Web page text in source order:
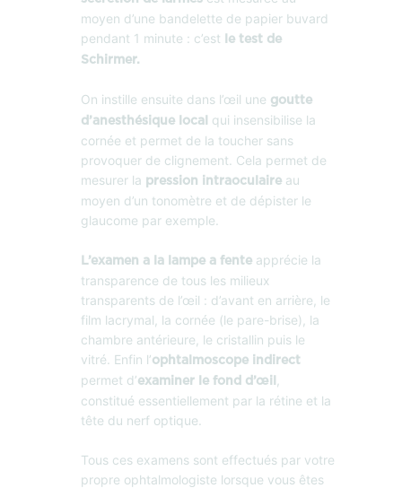
moyen d’une bandelette de papier buvard
pendant 1 minute : c’est
le test de
Schirmer.
On instille ensuite dans l’œil une goutte
d’anesthésique local qui insensibilise la
cornée et permet de la toucher sans
provoquer de clignement. Cela permet de
mesurer la pression intraoculaireau
moyen d’un tonomètre et de dépister le
glaucome par exemple.
L’examen a la lampe a fenteapprécie la
transparence de tous les milieux
transparents de l’œil : d’avant en arrière, le
film lacrymal, la cornée (le pare-brise), la
chambre antérieure, le cristallin puis le
vitré. Enfin l’ophtalmoscope indirect
permet d’examiner le fond d’œil
constitué essentiellement par la rétine et la
tête du nerf optique.
Tous ces examens sont effectués par votre
propre ophtalmologiste lorsque vous êtes